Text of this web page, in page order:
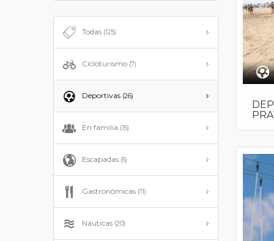
Todas (125)
Cicloturismo (7)
Deportivas (26)
En familia (15)
Escapadas (5)
Gastronómicas (11)
Náuticas (20)